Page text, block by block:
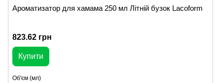
Ароматизатор для хамама 250 мл Літній бузок Lacoform
823.62 грн
Купити
Об'єм (мл)